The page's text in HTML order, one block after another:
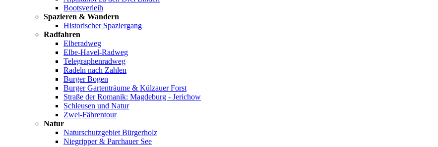
Bootsverleih
Spazieren & Wandern
Historischer Spaziergang
Radfahren
Elberadweg
Elbe-Havel-Radweg
Telegraphenradweg
Radeln nach Zahlen
Burger Bogen
Burger Gartenträume & Külzauer Forst
Straße der Romanik: Magdeburg - Jerichow
Schleusen und Natur
Zwei-Fährentour
Natur
Naturschutzgebiet Bürgerholz
Niegripper & Parchauer See